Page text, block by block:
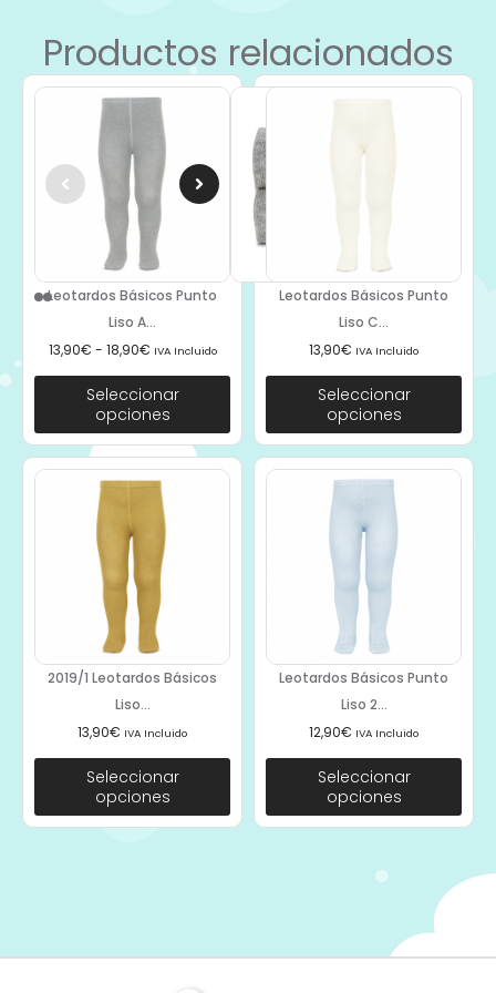
Productos relacionados
Leotardos Básicos Punto
Liso A...
13,90€ - 18,90€ IVA Incluido
Seleccionar
opciones
Leotardos Básicos Punto
Liso C...
13,90€ IVA Incluido
Seleccionar
opciones
2019/1 Leotardos Básicos
Liso...
13,90€ IVA Incluido
Seleccionar
opciones
Leotardos Básicos Punto
Liso 2...
12,90€ IVA Incluido
Seleccionar
opciones